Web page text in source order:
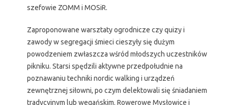
szefowie ZOMM i MOSiR.
Zaproponowane warsztaty ogrodnicze czy quizy i
zawody w segregacji śmieci cieszyły się dużym
powodzeniem zwłaszcza wśród młodszych uczestników
pikniku. Starsi spędzili aktywne przedpołudnie na
poznawaniu techniki nordic walking i urządzeń
zewnętrznej siłowni, po czym delektowali się śniadaniem
tradycyjnym lub wegańskim. Rowerowe Mysłowice i